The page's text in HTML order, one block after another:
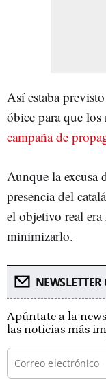
Así estaba
óbice para que los
campaña de
Aunque la excusa
presencia del
el objetivo real era
minimizarlo.
Apúntate a la
las noticias más